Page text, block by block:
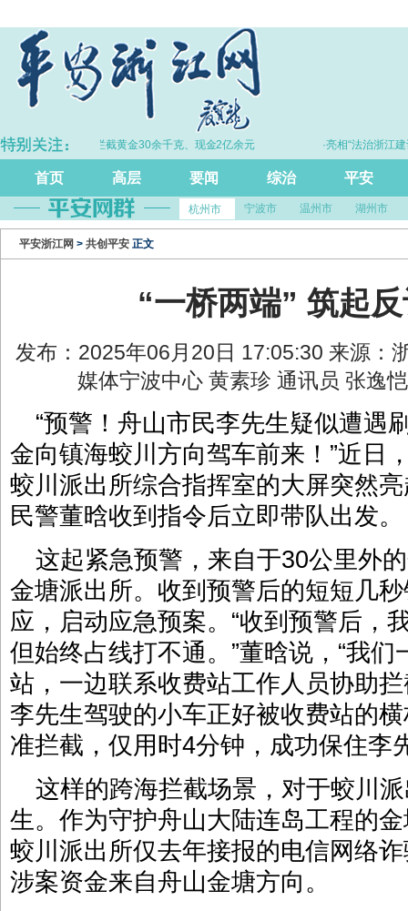
·拦截黄金30余千克、现金2亿余元
·亮相“法治浙江建设
首页 高层 要闻 综治 平安
杭州市 宁波市 温州市 湖州市
平安浙江网 > 共创平安 正文
“一桥两端” 筑起
发布：2025年06月20日 17:05:30 来源：
媒体宁波中心 黄素珍 通讯员 张逸
“预警！舟山市民李先生疑似遭遇
金向镇海蛟川方向驾车前来！”近日
蛟川派出所综合指挥室的大屏突然
民警董晗收到指令后立即带队出发。
这起紧急预警，来自于30公里外
金塘派出所。收到预警后的短短几
应，启动应急预案。“收到预警后，
但始终占线打不通。”董晗说，“我
站，一边联系收费站工作人员协助
李先生驾驶的小车正好被收费站的
准拦截，仅用时4分钟，成功保住李
这样的跨海拦截场景，对于蛟川
生。作为守护舟山大陆连岛工程的
蛟川派出所仅去年接报的电信网络
涉案资金来自舟山金塘方向。